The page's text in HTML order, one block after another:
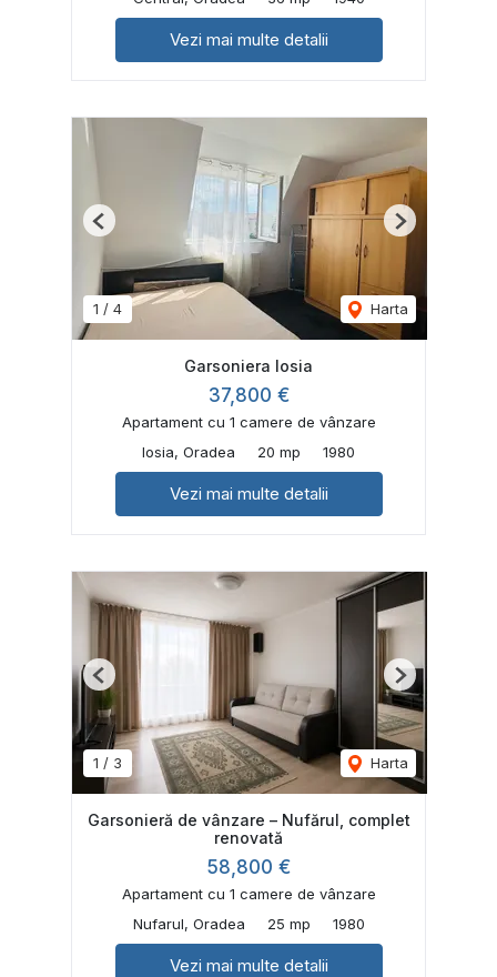
Vezi mai multe detalii
1 / 4 Harta
Previous Next
Garsoniera Iosia
37,800 €
Apartament cu 1 camere de vânzare
Iosia, Oradea
20 mp 1980
Vezi mai multe detalii
1 / 3 Harta
Previous Next
Garsonieră de vânzare – Nufărul, complet
renovată
58,800 €
Apartament cu 1 camere de vânzare
Nufarul, Oradea
25 mp 1980
Vezi mai multe detalii